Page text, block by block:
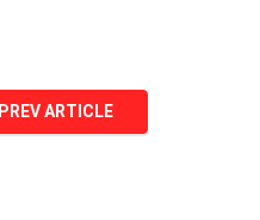
PREV ARTICLE